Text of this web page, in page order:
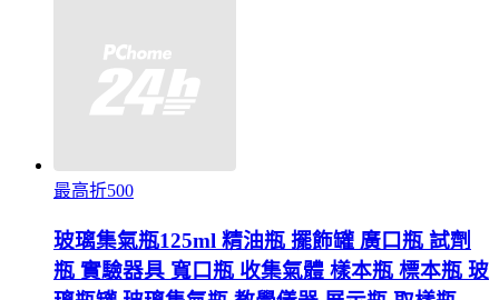
最高折500
玻璃集氣瓶125ml 精油瓶 擺飾罐 廣口瓶 試劑
瓶 實驗器具 寬口瓶 收集氣體 樣本瓶 標本瓶 玻